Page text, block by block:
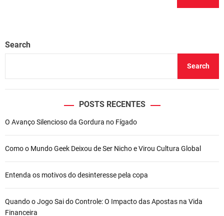
Search
Search
POSTS RECENTES
O Avanço Silencioso da Gordura no Fígado
Como o Mundo Geek Deixou de Ser Nicho e Virou Cultura Global
Entenda os motivos do desinteresse pela copa
Quando o Jogo Sai do Controle: O Impacto das Apostas na Vida
Financeira